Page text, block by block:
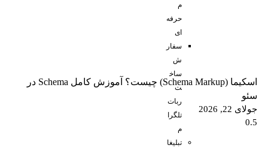
م
حرفه
ای
سفار
ش
ساخ
ت
ربات
تلگرا
م
تبلیغا
اسکیما (Schema Markup) چیست؟ آموزش کامل Schema در
سئو
جولای 22, 2026